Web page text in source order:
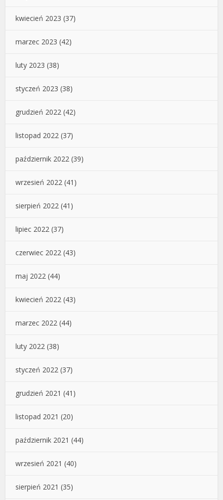
kwiecień 2023 (37)
marzec 2023 (42)
luty 2023 (38)
styczeń 2023 (38)
grudzień 2022 (42)
listopad 2022 (37)
październik 2022 (39)
wrzesień 2022 (41)
sierpień 2022 (41)
lipiec 2022 (37)
czerwiec 2022 (43)
maj 2022 (44)
kwiecień 2022 (43)
marzec 2022 (44)
luty 2022 (38)
styczeń 2022 (37)
grudzień 2021 (41)
listopad 2021 (20)
październik 2021 (44)
wrzesień 2021 (40)
sierpień 2021 (35)